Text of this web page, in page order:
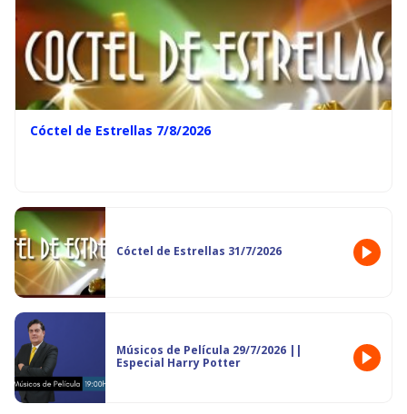
Cóctel de Estrellas 7/8/2026
Cóctel de Estrellas 31/7/2026
Músicos de Película 29/7/2026 ||
Especial Harry Potter